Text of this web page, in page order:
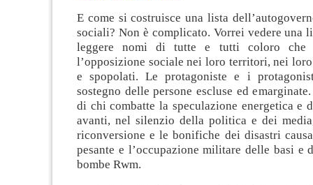
E come si costruisce una lista
sociali? Non è complicato. Vorrei vedere una
leggere nomi di tutte e tutti coloro che
l’opposizione sociale nei loro territori, nei
e spopolati. Le protagoniste e i
sostegno delle persone escluse ed
di chi combatte la speculazione energetica e
avanti, nel silenzio della politica e dei
riconversione e le bonifiche dei disastri
pesante e l’occupazione militare delle basi e
bombe Rwm.